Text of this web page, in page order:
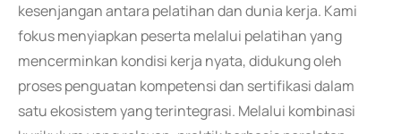
kesenjangan antara pelatihan dan dunia kerja. Kami
fokus menyiapkan peserta melalui pelatihan yang
mencerminkan kondisi kerja nyata, didukung oleh
proses penguatan kompetensi dan sertifikasi dalam
satu ekosistem yang terintegrasi. Melalui kombinasi